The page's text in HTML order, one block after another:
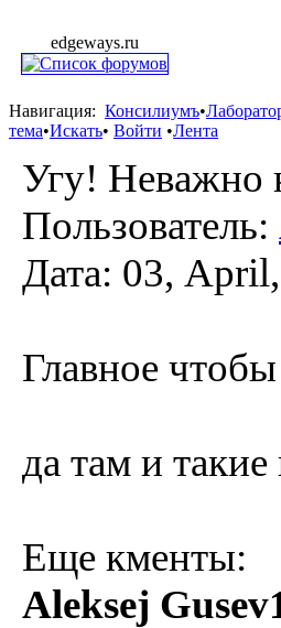
edgeways.ru
Навигация: Консилиумъ•
тема•Искать• Войти •Лента
Угу! Неважно
Пользователь:
Дата: 03,
Главное
да там и
Еще кменты:
Aleksej